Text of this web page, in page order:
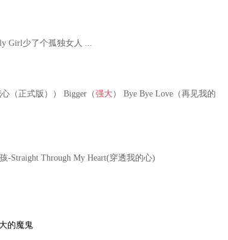
Girl少了个孤独女人 ...
（正式版）） Bigger（强大） Bye Bye Love（再见我的
-Straight Through My Heart(穿透我的心)
的魔鬼